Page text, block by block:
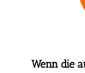
Wenn die